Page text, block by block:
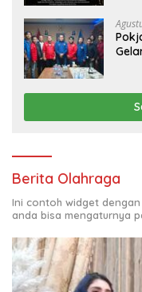
Berita Olahraga
Ini contoh widget
anda bisa mengaturnya